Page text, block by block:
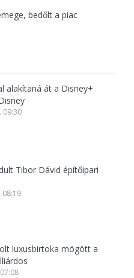
bedőlt a piac
alakítaná át a Disney+
09:30
Tibor Dávid építőipari
08:19
luxusbirtoka mögött a